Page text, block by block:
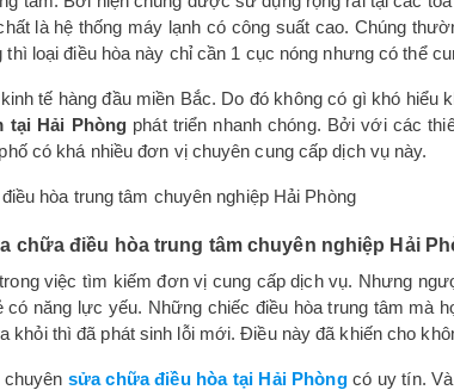
là hệ thống máy lạnh có công suất cao. Chúng
loại điều hòa này chỉ cần 1 cục nóng nhưng có thể
tế hàng đầu miền Bắc. Do đó không có gì khó
tại Hải Phòng phát triển nhanh chóng. Bởi với các
có khá nhiều đơn vị chuyên cung cấp dịch vụ này.
chữa điều hòa trung tâm chuyên nghiệp Hải
việc tìm kiếm đơn vị cung cấp dịch vụ. Nhưng
năng lực yếu. Những chiếc điều hòa trung tâm
khỏi thì đã phát sinh lỗi mới. Điều này đã khiến cho
sửa chữa điều hòa tại Hải Phòngcó uy tín. Và